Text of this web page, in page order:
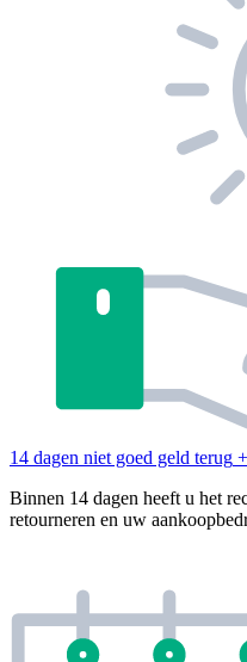
14 dagen niet goed geld terug +
Binnen 14 dagen heeft u het
retourneren en uw